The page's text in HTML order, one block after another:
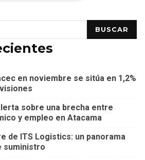
BUSCAR
en noviembre se sitúa en 1,2%
sobre una brecha entre
y empleo en Atacama
de ITS Logistics: un panorama
suministro